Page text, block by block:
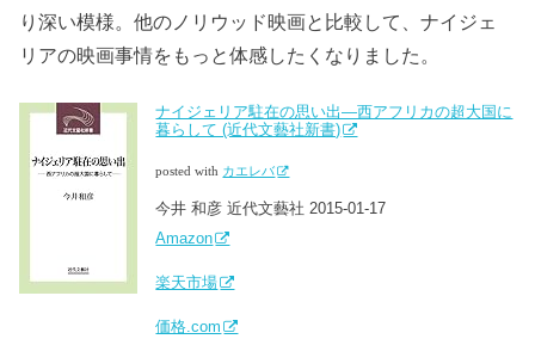
り深い模様。他のノリウッド映画と比較して、ナイジェ
リアの映画事情をもっと体感したくなりました。
ナイジェリア駐在の思い出―西アフリカの超大国に
暮らして (近代文藝社新書)
posted with カエレバ
今井 和彦 近代文藝社 2015-01-17
Amazon
楽天市場
価格.com